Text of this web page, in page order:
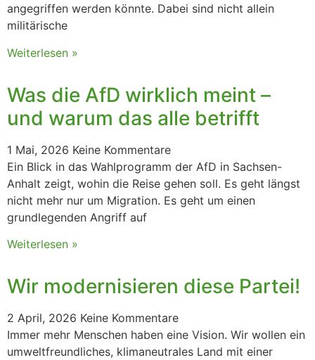
angegriffen werden könnte. Dabei sind nicht allein
militärische
Weiterlesen »
Was die AfD wirklich meint –
und warum das alle betrifft
1 Mai, 2026 Keine Kommentare
Ein Blick in das Wahlprogramm der AfD in Sachsen-
Anhalt zeigt, wohin die Reise gehen soll. Es geht längst
nicht mehr nur um Migration. Es geht um einen
grundlegenden Angriff auf
Weiterlesen »
Wir modernisieren diese Partei!
2 April, 2026 Keine Kommentare
Immer mehr Menschen haben eine Vision. Wir wollen ein
umweltfreundliches, klimaneutrales Land mit einer